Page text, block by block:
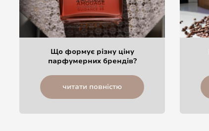
Що формує різну ціну
парфумерних брендів?
читати повністю